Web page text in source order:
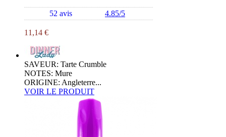
52 avis 4.85/5
11,14 €
SAVEUR: Tarte Crumble
NOTES: Mure
ORIGINE: Angleterre...
VOIR LE PRODUIT